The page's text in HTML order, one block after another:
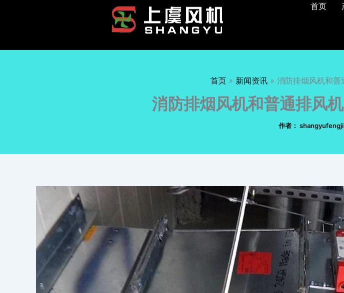
首页
首页 新闻资讯 消防排烟风机和普
消防排烟风机和普通排风
作者： shangyufengji